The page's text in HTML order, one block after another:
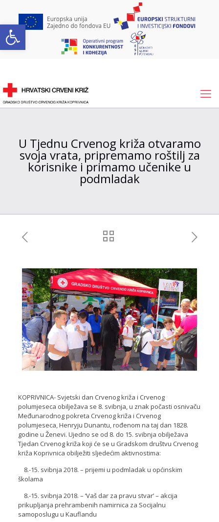
Open toolbar
U Tjednu Crvenog križa otvaramo
svoja vrata, pripremamo roštilj za
korisnike i primamo učenike u
podmladak
KOPRIVNICA- Svjetski dan Crvenog križa i Crvenog
polumjeseca obilježava se 8. svibnja, u znak počasti osnivaču
Međunarodnog pokreta Crvenog križa i Crvenog
polumjeseca, Henryju Dunantu, rođenom na taj dan 1828.
godine u Ženevi. Ujedno se od 8. do 15. svibnja obilježava
Tjedan Crvenog križa koji će se u Gradskom društvu Crvenog
križa Koprivnica obilježiti sljedećim aktivnostima:
8.-15. svibnja 2018. – prijemi u podmladak u općinskim
školama
8.-15. svibnja 2018. – ‘Vaš dar za pravu stvar’ – akcija
prikupljanja prehrambenih namirnica za Socijalnu
samoposlugu u Kauflandu